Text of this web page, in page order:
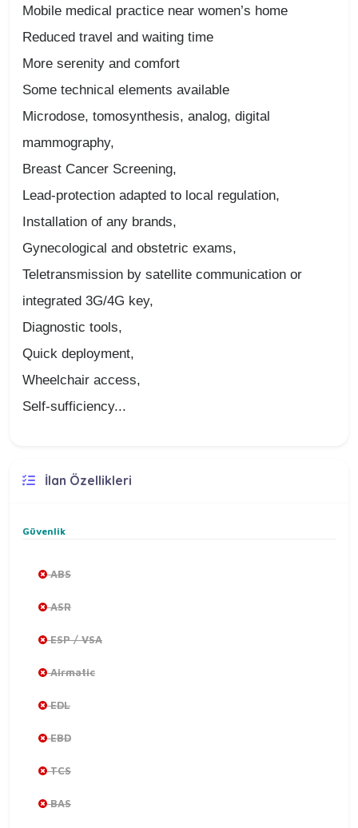
Mobile medical practice near women’s home
Reduced travel and waiting time
More serenity and comfort
Some technical elements available
Microdose, tomosynthesis, analog, digital
mammography,
Breast Cancer Screening,
Lead-protection adapted to local regulation,
Installation of any brands,
Gynecological and obstetric exams,
Teletransmission by satellite communication or
integrated 3G/4G key,
Diagnostic tools,
Quick deployment,
Wheelchair access,
Self-sufficiency...
İlan Özellikleri
Güvenlik
ABS
ASR
ESP / VSA
Airmatic
EDL
EBD
TCS
BAS